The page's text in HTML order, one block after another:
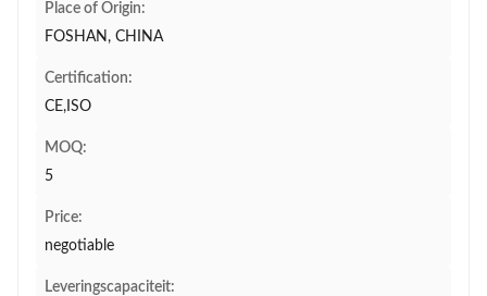
Place of Origin:
FOSHAN, CHINA
Certification:
CE,ISO
MOQ:
5
Price:
negotiable
Leveringscapaciteit: